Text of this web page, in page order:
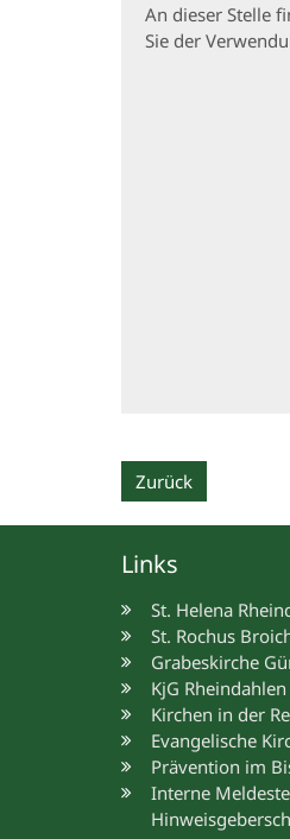
An dieser Stelle
Sie der
Zurück
Links
St. Helena
St. Rochus
Grabeskirche
KjG Rheindahlen
Kirchen in der
Evangelische
Prävention im
Interne